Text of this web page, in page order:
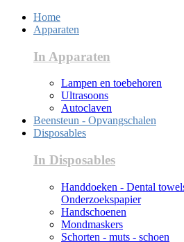
Home
Apparaten
In Apparaten
Lampen en toebehoren
Ultrasoons
Autoclaven
Beensteun - Opvangschalen
Disposables
In Disposables
Handdoeken - Dental
Onderzoekspapier
Handschoenen
Mondmaskers
Schorten - muts - schoen